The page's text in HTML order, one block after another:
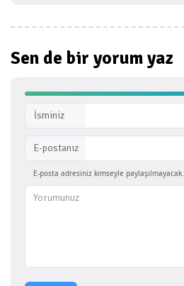
Sen de bir yorum yaz
İsminiz
E-postanız
E-posta adresiniz kimseyle paylaşılmayacak.